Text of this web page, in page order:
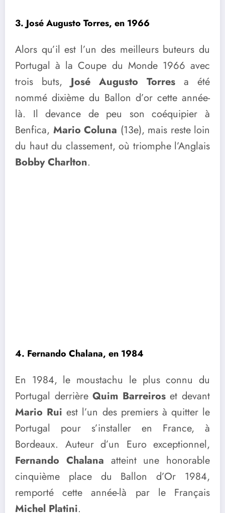
3.José Augusto Torres, en 1966
Alors qu’il est l’un des meilleurs buteurs du
Portugal à la Coupe du Monde 1966 avec
trois buts,José Augusto Torres a été
nommé dixième du Ballon d’or cette année-
là. Il devance de peu son coéquipier à
Benfica, Mario Coluna (13e), mais reste loin
du haut du classement, où triomphe l’Anglais
Bobby Charlton.
4. Fernando Chalana, en 1984
En 1984, le moustachu le plus connu du
Portugal derrièreQuim Barreiroset devant
Mario Ruiest l’un des premiers à quitter le
Portugal pour s’installer en France, à
Bordeaux. Auteur d’un Euro exceptionnel,
Fernando Chalana atteint une honorable
cinquième place du Ballon d’Or 1984,
remporté cette année-là par le Français
Michel Platini.